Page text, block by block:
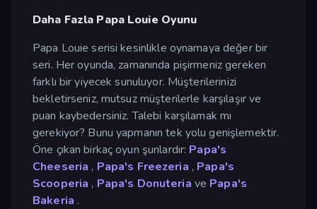
Daha Fazla Papa Louie Oyunu
Papa Louie serisi kesinlikle oynamaya değer bir
seri. Her oyunda, zamanında pişirmeniz gereken
farklı bir yiyecek sunuluyor. Müşterilerinizi
bekletirseniz, mutsuz müşterilerle karşılaşır ve
puan kaybedersiniz. Talebi karşılamak mı
gerekiyor? Bunu yapmanın tek yolu genişlemektir.
Öne çıkan birkaç oyun şunlardır: Papa's
Cheeseria , Papa's Freezeria , Papa's
Scooperia , Papa's Donuteria ve Papa's
Bakeria .